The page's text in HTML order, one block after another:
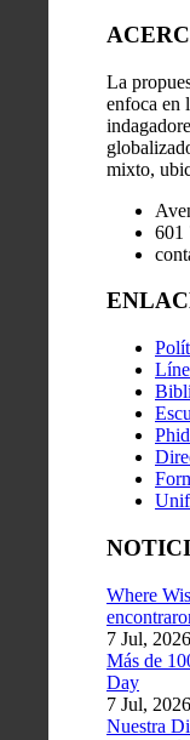
La
enfoca en
mixto,
601
Where
7 Jul, 2026
Más de
Day
7 Jul, 2026
Nuestra